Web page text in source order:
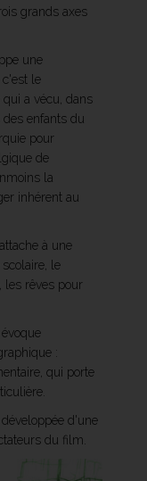
grands axes
une
c'est le
a vécu, dans
enfants du
pour
de
la
inhérent au
à une
le
les rêves pour
:
qui porte
d'une
du film.